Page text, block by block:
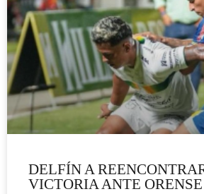
DELFÍN A
VICTORIA ANTE ORENSE